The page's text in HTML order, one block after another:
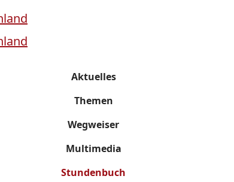
Aktuelles
Themen
Wegweiser
Multimedia
Stundenbuch